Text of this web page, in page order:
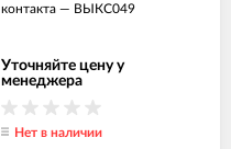
контакта — ВЫКС049
Уточняйте цену у
менеджера
Нет в наличии